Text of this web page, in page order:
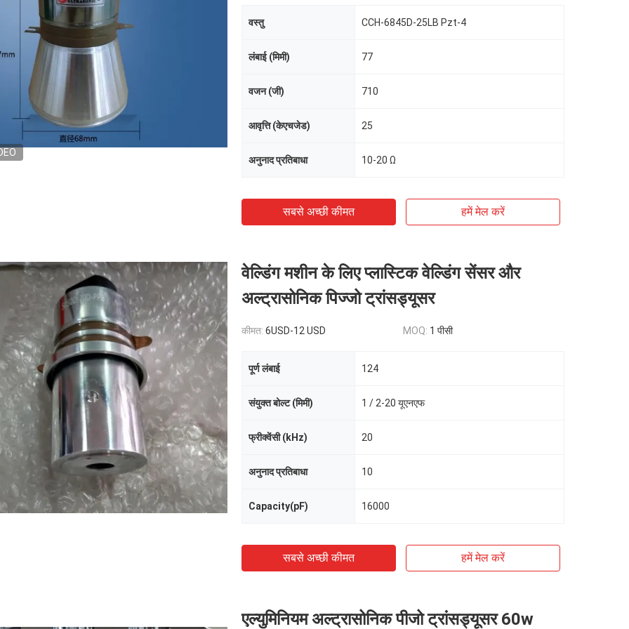
वस्तु CCH-6845D-25LB Pzt-4
लंबाई (मिमी) 77
वजन (जी) 710
आवृत्ति (केएचजेड) 25
अनुनाद प्रतिबाधा 10-20 Ω
सबसे अच्छी कीमत हमें मेल करें
वेल्डिंग मशीन के लिए प्लास्टिक वेल्डिंग सेंसर और
अल्ट्रासोनिक पिज्जो ट्रांसड्यूसर
कीमत: 6USD-12 USD MOQ: 1 पीसी
पूर्ण लंबाई 124
संयुक्त बोल्ट (मिमी) 1 / 2-20 यूएनएफ
फ्रीक्वेंसी (kHz) 20
अनुनाद प्रतिबाधा 10
Capacity(pF) 16000
सबसे अच्छी कीमत हमें मेल करें
एल्युमिनियम अल्ट्रासोनिक पीजो ट्रांसड्यूसर 60w